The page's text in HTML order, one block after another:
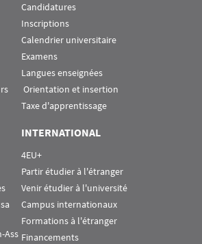
Candidatures
Inscriptions
Calendrier universitaire
Examens
Langues enseignées
Orientation et insertion
Taxe d'apprentissage
Ass
INTERNATIONAL
4EU+
Partir étudier à l'étranger
Venir étudier à l'université
Campus internationaux
Formations à l'étranger
Financements